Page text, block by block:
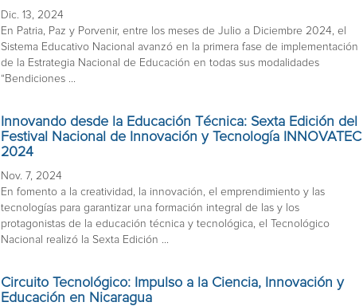
Dic. 13, 2024
En Patria, Paz y Porvenir, entre los meses de Julio a Diciembre 2024, el
Sistema Educativo Nacional avanzó en la primera fase de implementación
de la Estrategia Nacional de Educación en todas sus modalidades
“Bendiciones ...
Innovando desde la Educación Técnica: Sexta Edición del
Festival Nacional de Innovación y Tecnología INNOVATEC
2024
Nov. 7, 2024
En fomento a la creatividad, la innovación, el emprendimiento y las
tecnologías para garantizar una formación integral de las y los
protagonistas de la educación técnica y tecnológica, el Tecnológico
Nacional realizó la Sexta Edición ...
Circuito Tecnológico: Impulso a la Ciencia, Innovación y
Educación en Nicaragua